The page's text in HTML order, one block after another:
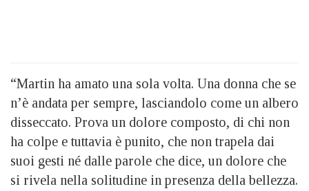
“Martin ha amato una sola volta. Una donna che se
n’è andata per sempre, lasciandolo come un albero
disseccato. Prova un dolore composto, di chi non
ha colpe e tuttavia è punito, che non trapela dai
suoi gesti né dalle parole che dice, un dolore che
si rivela nella solitudine in presenza della bellezza.